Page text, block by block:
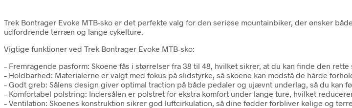
Trek Bontrager Evoke MTB-sko er det perfekte valg for den seriøse mountainbiker, der ønsker
udfordrende terræn og lange cykelture.
Vigtige funktioner ved Trek Bontrager Evoke MTB-sko:
– Fremragende pasform: Skoene fås i størrelser fra 38 til 48, hvilket sikrer, at du kan finde den
– Holdbarhed: Materialerne er valgt med fokus på slidstyrke, så skoene kan modstå de hårde
– Godt greb: Sålens design giver optimal traction på både pedaler og ujævnt underlag, så du kan
– Komfortabel polstring: Indersålen er polstret for ekstra komfort under lange ture, hvilket
– Ventilation: Skoenes konstruktion sikrer god luftcirkulation, så dine fødder forbliver kølige og